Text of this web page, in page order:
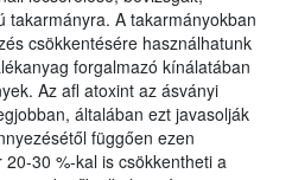
takarmányra. A takarmányokban
csökkentésére használhatunk
forgalmazó kínálatában
Az afl atoxint az ásványi
általában ezt javasolják
függően ezen
30 %-kal is csökkentheti a